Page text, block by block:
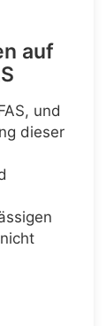
auf
und
dieser